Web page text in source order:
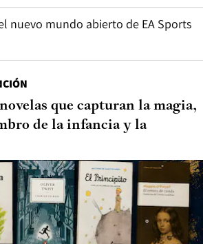
nuevo mundo abierto de EA Sports
que capturan la magia,
de la infancia y la